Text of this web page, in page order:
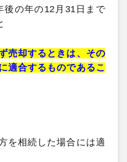
の年の12月31日まで
売却するときは、その
適合するものであるこ
を相続した場合には適